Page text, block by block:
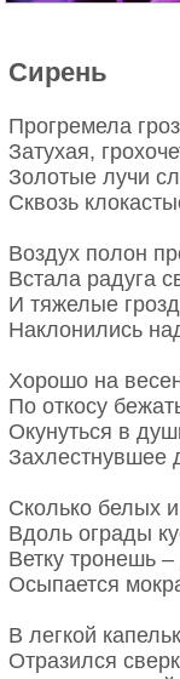
Сирень
Прогремела
Затухая,
Золотые лучи
Сквозь
Воздух полон
Встала радуга
И тяжелые
Наклонились
Хорошо на
По откосу
Окунуться в
Сколько белых
Вдоль ограды
Ветку тронешь
Осыпается
В легкой
Отразился